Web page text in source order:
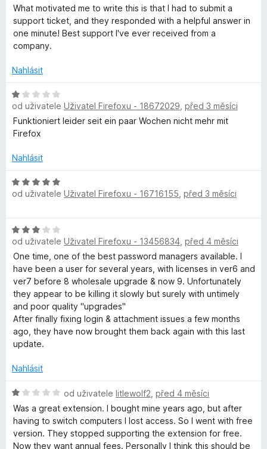
:
5
z
5
c
e
n
5
5
What motivated me to write this is that I had to submit a
support ticket, and they responded with a helpful answer in
one minute! Best support I've ever received from a
company.
Nahlásit
H
o
d
n
c
n
í
z
5
od uživatele Uživatel Firefoxu - 18672029 před 3 měsíci
Funktioniert leider seit ein paar Wochen nicht mehr mit
Firefox
Nahlásit
H
o
o
c
e
n
:
5
z
5
od uživatele Uživatel Firefoxu - 16716155 před 3 měsíci
H
o
d
n
o
c
e
n
:
z
od uživatele Uživatel Firefoxu - 13456834 před 4 měsíci
One time, one of the best password managers available. I
have been a user for several years, with licenses in ver6 and
ver7 before 8 wholesale upgrade & now 9. Unfortunately
they appear to be killing it slowly but surely with untimely
and poor quality "upgrades"
After finally fixing login & attachment issues a few months
ago, they have now brought them back again with this last
update.
Nahlásit
H
o
d
n
o
od uživatele litlewolf2 před 4 měsíci
Was a great extension. I bought mine years ago, but after
having to switch computers I lost access. So I went with free
version. They stopped supporting the extension for free.
Now they want annual fees. Personally I think this should be